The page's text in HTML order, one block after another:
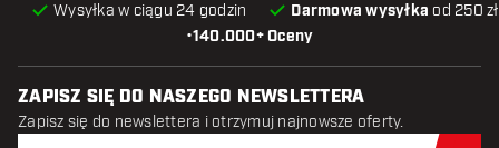
•140.000+ Oceny
Wysyłka w ciągu 24 godzin Darmowa wysyłka od 250
ZAPISZ SIĘ DO NASZEGO NEWSLETTERA
Zapisz się do newslettera i otrzymuj najnowsze oferty.